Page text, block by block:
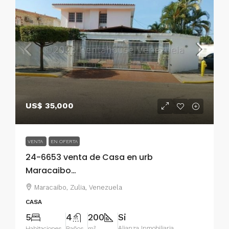
US$ 35,000
VENTA EN OFERTA
24-6653 venta de Casa en urb
Maracaibo…
Maracaibo, Zulia, Venezuela
CASA
5 4 200 Si